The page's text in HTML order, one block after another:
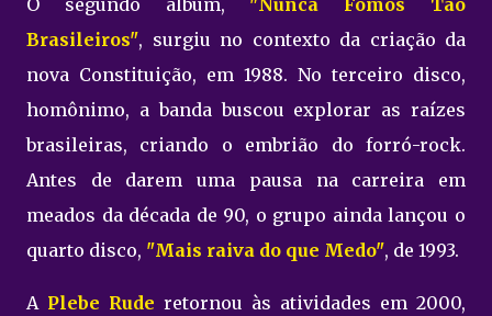
O segundo álbum, "Nunca Fomos Tão
Brasileiros", surgiu no contexto da criação da
nova Constituição, em 1988. No terceiro disco,
homônimo, a banda buscou explorar as raízes
brasileiras, criando o embrião do forró-rock.
Antes de darem uma pausa na carreira em
meados da década de 90, o grupo ainda lançou o
quarto disco, "Mais raiva do que Medo", de 1993.
A Plebe Rude retornou às atividades em 2000,